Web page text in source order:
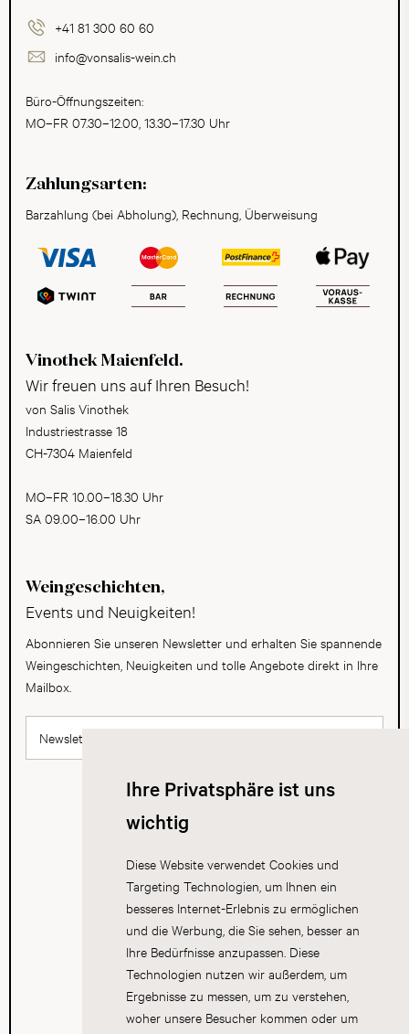
Ihre Privatsphäre ist uns
wichtig
Diese Website verwendet Cookies und
Targeting Technologien, um Ihnen ein
besseres Internet-Erlebnis zu ermöglichen
und die Werbung, die Sie sehen, besser an
Ihre Bedürfnisse anzupassen. Diese
Technologien nutzen wir außerdem, um
Ergebnisse zu messen, um zu verstehen,
woher unsere Besucher kommen oder um
+41 81 300 60 60
info@vonsalis-wein.ch
Büro-Öffnungszeiten:
MO–FR 07.30–12.00, 13.30–17.30 Uhr
Zahlungsarten:
Barzahlung (bei Abholung), Rechnung, Überweisung
Vinothek Maienfeld.
Wir freuen uns auf Ihren Besuch!
von Salis Vinothek
Industriestrasse 18
CH-7304 Maienfeld
MO–FR 10.00–18.30 Uhr
SA 09.00–16.00 Uhr
Weingeschichten,
Events und Neuigkeiten!
Abonnieren Sie unseren Newsletter und erhalten Sie spannende
Weingeschichten, Neuigkeiten und tolle Angebote direkt in Ihre
Mailbox.
Newsletter abonnieren